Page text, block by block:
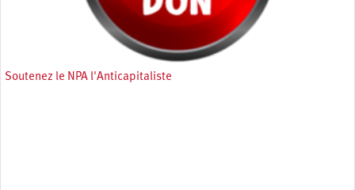
Soutenez le NPA l'Anticapitaliste